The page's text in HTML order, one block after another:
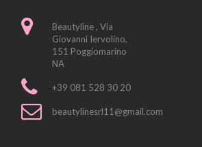
Beautyline , Via
Giovanni Iervolino,
151 Poggiomarino
NA
+39 081 528 30 20
beautylinesrl11@gmail.com